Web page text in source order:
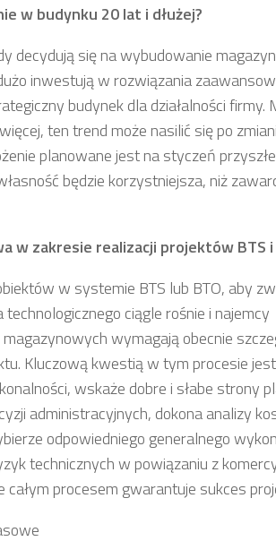
w budynku 20 lat i dłużej?
decydują się na wybudowanie
inwestują w rozwiązania
budynek dla działalności firmy.
ten trend może nasilić się po
planowane jest na styczeń
będzie korzystniejsza, niż
w zakresie realizacji projektów BTS i
w systemie BTS lub BTO, aby
ciągle rośnie i najemcy
wymagają obecnie
Kluczową kwestią w tym procesie
wskaże dobre i słabe strony
administracyjnych, dokona analizy
odpowiedniego generalnego
technicznych w powiązaniu z
procesem gwarantuje sukces